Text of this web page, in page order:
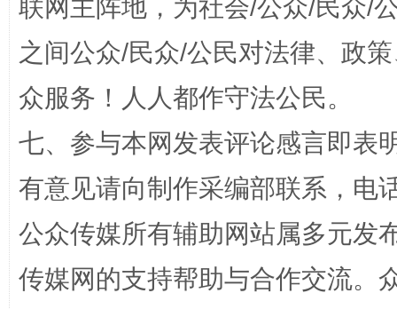
“蜀中异人”王建安的艺术幻境
完善运行机制助力责任有效落实 一纸欠
联网主阵地，为社会/公众/民众/
之间公众/民众/公民对法律、政
众服务！人人都作守法公民。
七、参与本网发表评论感言即表
有意见请向制作采编部联系，电
公众传媒所有辅助网站属多元发
传媒网的支持帮助与合作交流。